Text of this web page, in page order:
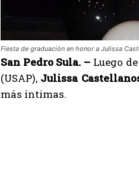
Fiesta de graduación en honor a Julissa
San Pedro Sula. – Luego
(USAP), Julissa
más íntimas.